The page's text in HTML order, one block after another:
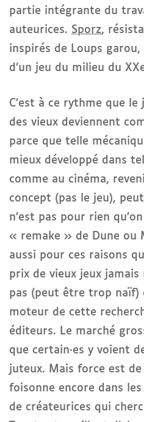
partie intégrante du
auteurices. Sporz,
inspirés de Loups
d’un jeu du milieu du
C’est à ce rythme que
des vieux deviennent
parce que telle
mieux développé dans
comme au cinéma,
concept (pas le jeu),
n’est pas pour rien
« remake » de Dune ou
aussi pour ces raisons
prix de vieux jeux jamais
pas (peut être trop naïf)
moteur de cette
éditeurs. Le marché
que certain·es y voient
juteux. Mais force est
foisonne encore dans
de créateurices qui